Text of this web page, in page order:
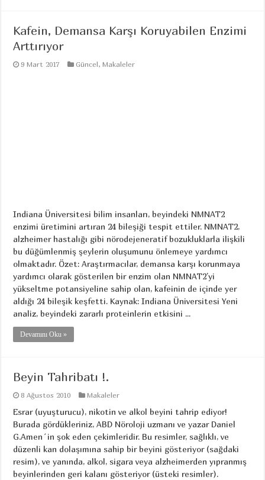
Kafein, Demansa Karşı Koruyabilen Enzimi
Arttırıyor
9 Mart 2017 Güncel,Makaleler
Indiana Üniversitesi bilim insanları, beyindeki NMNAT2
enzimi üretimini artıran 24 bileşiği tespit ettiler. NMNAT2,
alzheimer hastalığı gibi nörodejeneratif bozukluklarla ilişkili
bu düğümlenmiş şeylerin oluşumunu önlemeye yardımcı
olmaktadır. Özet: Araştırmacılar, demansa karşı korunmaya
yardımcı olarak gösterilen bir enzim olan NMNAT2’yi
yükseltme potansiyeline sahip olan, kafeinin de içinde yer
aldığı 24 bileşik keşfetti. Kaynak: Indiana Üniversitesi Yeni
analiz, beyindeki zararlı proteinlerin etkisini ...
Devamını Oku »
Beyin Tahribatı !.
8 Ağustos 2010 Makaleler
Esrar (uyuşturucu), nikotin ve alkol beyini tahrip ediyor!
Burada gördükleriniz, ABD Nöroloji uzmanı ve yazar Daniel
G.Amen´in şok eden çekimleridir. Bu resimler, sağlıklı, ve
düzenli kan dolaşımına sahip bir beyini gösteriyor (sağdaki
resim), ve yanında, alkol, sigara veya alzheimerden yıpranmış
beyinlerinden geri kalanı gösteriyor (üsteki resimler).